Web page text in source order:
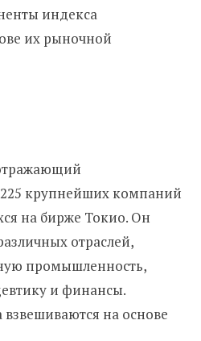
индекса
их рыночной
крупнейших компаний
на бирже Токио. Он
отраслей,
промышленность,
и финансы.
на основе